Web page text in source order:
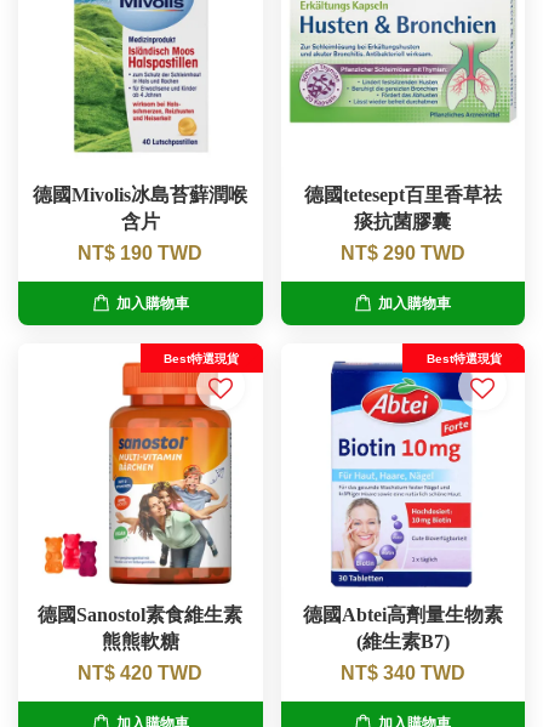
德國Mivolis冰島苔蘚潤喉
含片
NT$ 190 TWD
加入購物車
德國tetesept百里香草祛
痰抗菌膠囊
NT$ 290 TWD
加入購物車
Best特選現貨
德國Sanostol素食維生素
熊熊軟糖
NT$ 420 TWD
加入購物車
Best特選現貨
德國Abtei高劑量生物素
(維生素B7)
NT$ 340 TWD
加入購物車